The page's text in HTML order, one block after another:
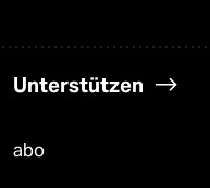
Unterstützen
abo